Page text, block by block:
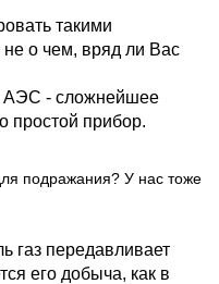
такими
не о чем, вряд ли Вас
АЭС - сложнейшее
простой прибор.
подражания? У нас тоже
газ передавливает
его добыча, как в